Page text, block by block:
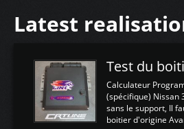
Latest
Calculateur
(spécifique) Nissan
sans le support, Il
boitier d'origine